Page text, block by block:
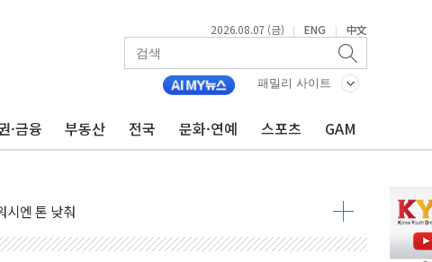
2026.08.07 (금) | ENG | 中文
패밀리 사이트
·금융 부동산 전국 문화·연예 스포츠 GAM
우려 후퇴…나스닥 선물 1%대 상승
'…9월 금리 인상 기대 후퇴
우드플레어·태양광주↑ VS 트레이드데스크·웬디스↓
종자 7359명 끝까지 찾겠다"
포항시 '시끌'
거름…수도권 집중 완화 전환점"